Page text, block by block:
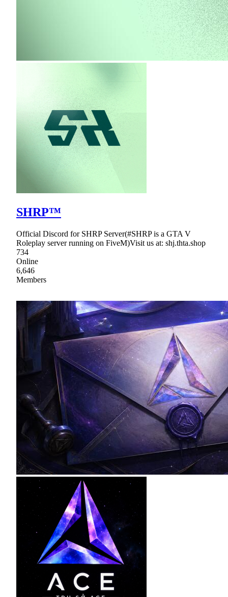
SHRP™
Official Discord for SHRP Server(#SHRP is a GTA V
Roleplay server running on FiveM)Visit us at: shj.thta.shop
734
Online
6,646
Members